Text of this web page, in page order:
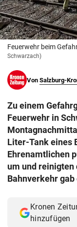
© Krone Multimedia
Muthgasse 2, 1190
Feuerwehr beim
Schwarzach)
Von Salzburg-
Zu einem
Feuerwehr in
Liter-Tank eines
Ehrenamtlichen
um und reinigten
Bahnverkehr
Kronen
hinzufügen